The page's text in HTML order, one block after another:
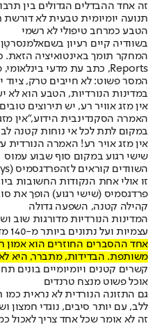
זה אחד ההבדלים הגדולים בין
תנועה יומיומית טבעית לא דורשת
הטבע כמרחב טיפולי לא רשמי
בשוודיה קיים רעיון בשם
Reports, כתב עת מדעי בינלאומי, מצא כי גם חשיפה לסביבה ירוקה עירונית יכולה להפחית תגובות פיזיולוגיות של מתח.
המסר פשוט: לא חייבים טרק, ציוד
במדינות הנורדיות, הטבע הוא לא
אין מזג אוויר רע, יש תירוצים
האמרה הסקנדינבית הידוע,"אין
במקום לתת לכל אי נוחות קטנה
אין מזג אויר רע! האמרה הנורדית
שישי רגוע במקום סוף שבוע עמוס
השוודים קוראים לזהפרדגסמיס (Fredagsmys)
זו אולי אחת הנקודות החשובות
פרדגסמיס (שישי רגוע) הופך את
קהילה קטנה, השפעה גדולה
עצמיות ועל נתונים ביותר מ-140 מדינות, בשיתוף גאלופ ומרכז המחקר לרווחה באוניברסיטת אוקספורד.
אחד ההסברים החוזרים הוא
משותפת. הבדידות, מתברר, היא לא
קשרים קטנים ויומיומיים בונים
אוכל פשוט מנצח טרנדים
גם התזונה הנורדית לא נראית כמו
ללב, עם יותר סיבים, נוגדי חמצון
זה לא אומר שכל אחד צריך לאכול